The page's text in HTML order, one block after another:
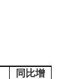
同比增